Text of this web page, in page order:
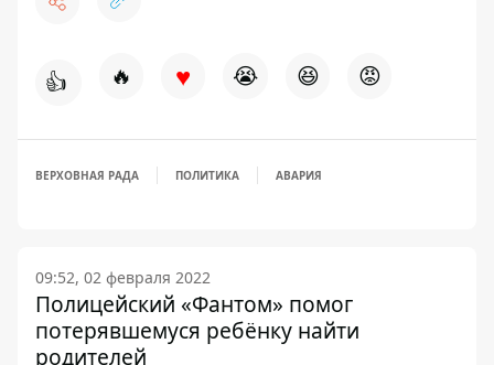
👍 🔥 ♥ 😭 😆 😡
ВЕРХОВНАЯ РАДА ПОЛИТИКА АВАРИЯ
09:52, 02 февраля 2022
Полицейский «Фантом» помог
потерявшемуся ребёнку найти
родителей